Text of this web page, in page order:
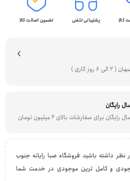
کالا پشتیبانی تلفنی تضمین اصالت کالا
کاری )
رایگان
رایگان برای سفارشات بالای 2 میلیون تومان
نظر داشته باشید فروشگاه صبا رایانه جنوب
و کامل ترین موجودی در خدمت شما